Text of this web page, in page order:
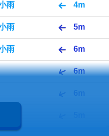
雨 4m
雨 5m
雨 6m
6m